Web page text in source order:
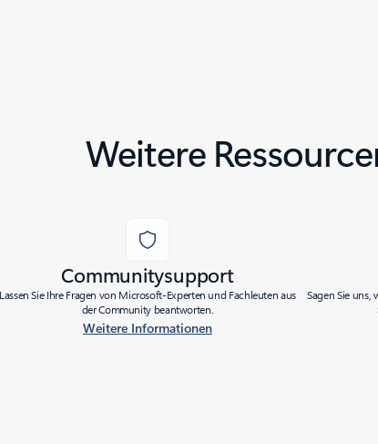
Weitere
Communitysupport
Lassen Sie Ihre Fragen von Microsoft-Experten und Fachleuten aus
der Community beantworten.
Weitere Informationen
Sagen Sie uns,